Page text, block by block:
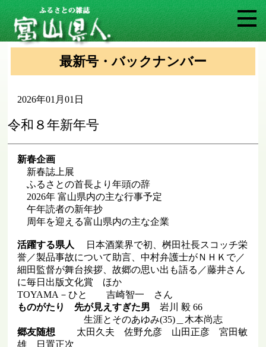
最新号・バックナンバー
2026年01月01日
令和８年新年号
新春企画
新春誌上展
ふるさとの首長より年頭の辞
2026年 富山県内の主な行事予定
午年読者の新年抄
周年を迎える富山県内の主な企業
活躍する県人
日本酒業界で初、桝田社長スコッチ栄
誉／製品事故について助言、中村弁護士がＮＨＫで／
細田監督が舞台挨拶、故郷の思い出も語る／藤井さん
に毎日出版文化賞 ほか
TOYAMA－ひと 吉崎智一 さん
ものがたり 先が見えすぎた男 岩川 毅 66
生涯とそのあゆみ(35)＿木本尚志
郷友随想 太田久夫 佐野允彦 山田正彦 宮田敏
雄 日置正次